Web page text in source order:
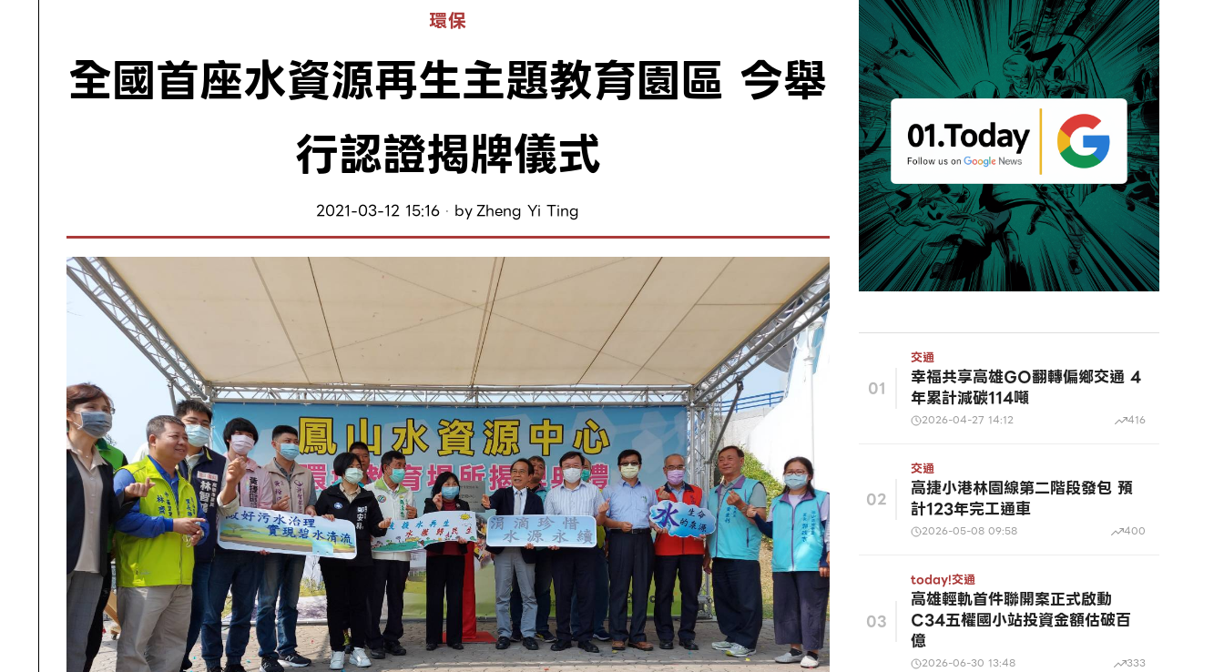
環保
全國首座水資源再生主題教育園區 今舉
行認證揭牌儀式
2021-03-12 15:16 byZheng Yi Ting
01
交通
幸福共享高雄GO翻轉偏鄉交通 4
年累計減碳114噸
2026-04-27 14:12 416
02
交通
高捷小港林園線第二階段發包 預
計123年完工通車
2026-05-08 09:58 400
03
today!交通
高雄輕軌首件聯開案正式啟動
C34五權國小站投資金額估破百
億
2026-06-30 13:48 333